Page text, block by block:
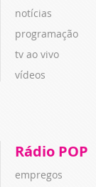
notícias
programação
tv ao vivo
vídeos
Rádio POP
empregos